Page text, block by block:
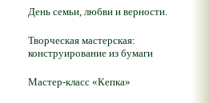
День семьи, любви и верности.
Творческая мастерская:
конструирование из бумаги
Мастер-класс «Кепка»